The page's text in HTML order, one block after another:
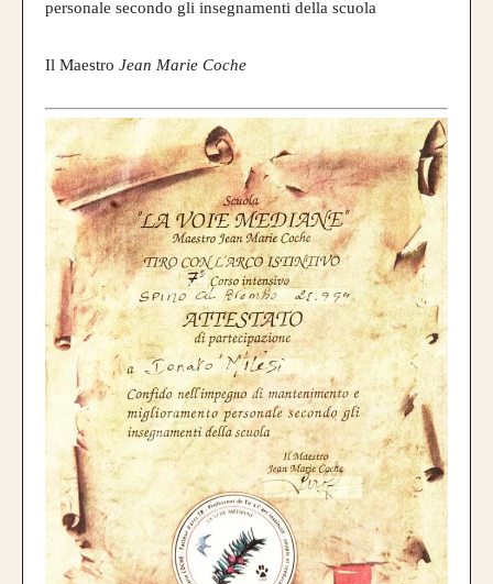
personale secondo gli insegnamenti della scuola
Il Maestro Jean Marie Coche